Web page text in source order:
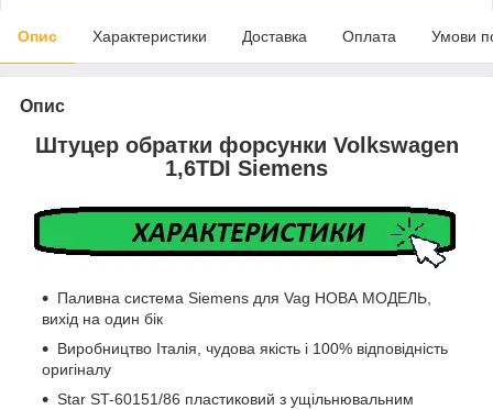
Опис Характеристики Доставка Оплата Умови
Опис
Штуцер обратки форсунки Volkswagen
1,6TDI Siemens
Паливна система Siemens для Vag НОВА МОДЕЛЬ,
вихід на один бік
Виробництво Італія, чудова якість і 100% відповідність
оригіналу
Star ST-60151/86 пластиковий з ущільнювальним